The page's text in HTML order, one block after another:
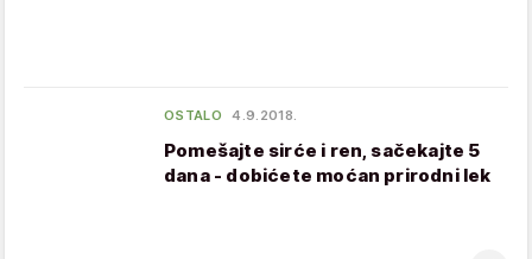
OSTALO 4.9.2018.
Pomešajte sirće i ren, sačekajte 5
dana - dobićete moćan prirodni lek